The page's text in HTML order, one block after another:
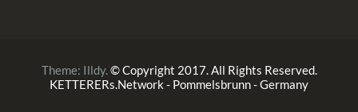
Theme: Illdy.© Copyright 2017. All Rights Reserved.
KETTERERs.Network - Pommelsbrunn - Germany